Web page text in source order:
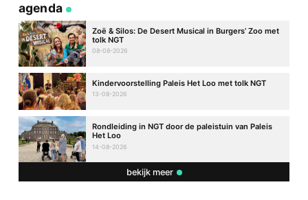
agenda
Zoë & Silos: De Desert Musical in Burgers’ Zoo met
tolk NGT
08-08-2026
Kindervoorstelling Paleis Het Loo met tolk NGT
13-08-2026
Rondleiding in NGT door de paleistuin van Paleis
Het Loo
14-08-2026
bekijk meer